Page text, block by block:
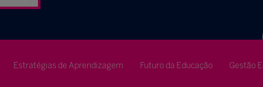
Estratégias de Aprendizagem Futuro da Educação Gestão